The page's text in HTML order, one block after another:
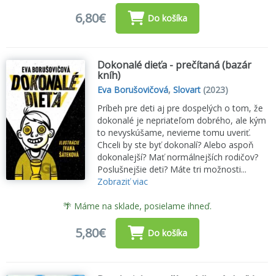
6,80€ Do košíka
Dokonalé dieťa - prečítaná (bazár
kníh)
Eva Borušovičová,Slovart (2023)
Príbeh pre deti aj pre dospelých o tom, že
dokonalé je nepriateľom dobrého, ale kým
to nevyskúšame, nevieme tomu uveriť.
Chceli by ste byť dokonalí? Alebo aspoň
dokonalejší? Mať normálnejších rodičov?
Poslušnejšie deti? Máte tri možnosti...
Zobraziť viac
🌴 Máme na sklade, posielame ihneď.
5,80€ Do košíka